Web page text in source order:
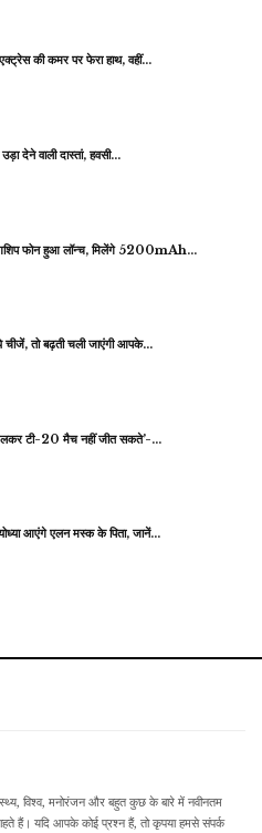
एक्ट्रेस की कमर पर फेरा हाथ, वहीं…
देने वाली दास्तां, हवसी…
फोन हुआ लॉन्च, मिलेंगे 5200mAh…
चीजें, तो बढ़ती चली जाएंगी आपके…
टी-20 मैच नहीं जीत सकते’-…
आएंगे एलन मस्क के पिता, जानें…
विश्व, मनोरंजन और बहुत कुछ के बारे में नवीनतम
हैं। यदि आपके कोई प्रश्न हैं, तो कृपया हमसे संपर्क